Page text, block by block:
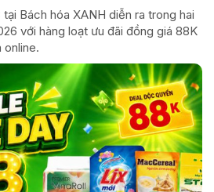
Bách hóa XANH diễn ra trong hai
với hàng loạt ưu đãi đồng giá 88K
online.